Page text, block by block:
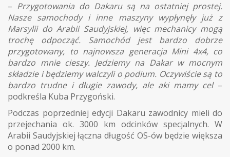
– Przygotowania do Dakaru są na ostatniej prostej.
Nasze samochody i inne maszyny wypłynęły już z
Marsylii do Arabii Saudyjskiej, więc mechanicy mogą
trochę odpocząć. Samochód jest bardzo dobrze
przygotowany, to najnowsza generacja Mini 4x4, co
bardzo mnie cieszy. Jedziemy na Dakar w mocnym
składzie i będziemy walczyli o podium. Oczywiście są to
bardzo trudne i długie zawody, ale aki mamy cel –
podkreśla Kuba Przygoński.
Podczas poprzedniej edycji Dakaru zawodnicy mieli do
przejechania ok. 3000 km odcinków specjalnych. W
Arabii Saudyjskiej łączna długość OS-ów będzie większa
o ponad 2000 km.